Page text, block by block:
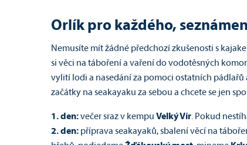
Orlík pro každého,
Nemusíte mít žádné předchozí zkušenosti s
si věci na táboření a vaření do vodotěsných
vylití lodi a nasedání za pomoci ostatních pádlařů
začátky na seakayaku za sebou a chcete se jen
1. den:večer sraz v kempu Velký Vír. Pokud
2. den: příprava seakayaků, sbalení věcí na